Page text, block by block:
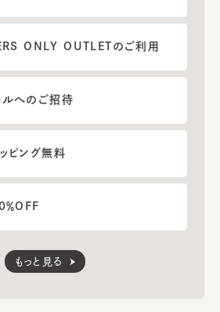
ONLY OUTLETのご利用
ルへのご招待
ピング無料
％OFF
もっと見る